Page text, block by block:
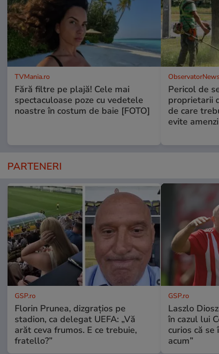
TVMania.ro
Fără filtre pe plajă! Cele mai
spectaculoase poze cu vedetele
noastre în costum de baie [FOTO]
Pericol de
proprietarii
de care
evite
PARTENERI
GSP.ro
Florin Prunea, dizgrațios pe
stadion, ca delegat UEFA: „Vă
arăt ceva frumos. E ce trebuie,
fratello?”
GSP.ro
Laszlo
în cazul lui
curios că
acum”